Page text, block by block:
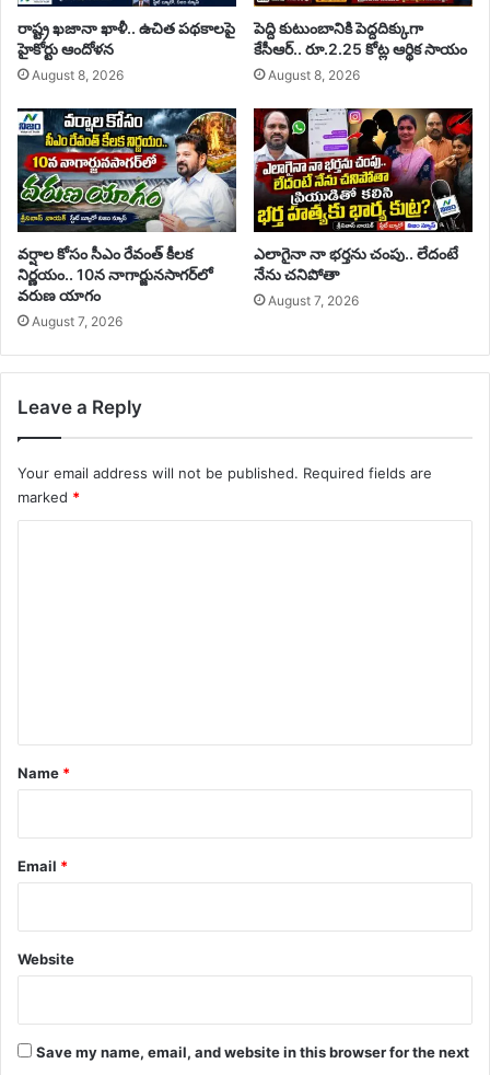
రాష్ట్ర ఖజానా ఖాళీ.. ఉచిత పథకాలపై
హైకోర్టు ఆందోళన
August 8, 2026
పెద్ది కుటుంబానికి పెద్దదిక్కుగా
కేసీఆర్.. రూ.2.25 కోట్ల ఆర్థిక సాయం
August 8, 2026
వర్షాల కోసం సీఎం రేవంత్ కీలక
నిర్ణయం.. 10న నాగార్జునసాగర్‌లో
వరుణ యాగం
August 7, 2026
ఎలాగైనా నా భర్తను చంపు.. లేదంటే
నేను చనిపోతా
August 7, 2026
Leave a Reply
Your email address will not be published. Required fields are
marked *
*
Name *
Email *
Website
Save my name, email, and website in this browser for the next